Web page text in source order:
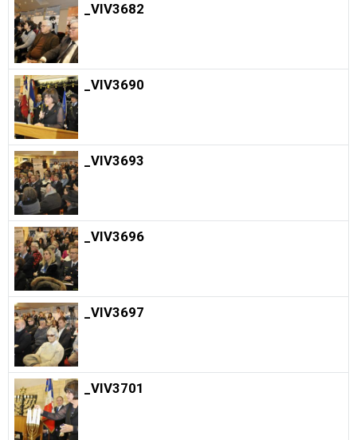
_VIV3682
_VIV3690
_VIV3693
_VIV3696
_VIV3697
_VIV3701